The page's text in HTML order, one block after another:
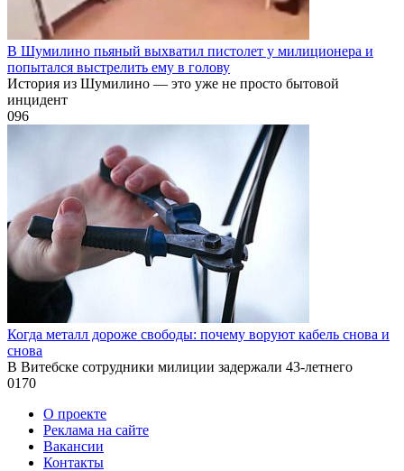
В Шумилино пьяный выхватил пистолет у милиционера и
попытался выстрелить ему в голову
История из Шумилино — это уже не просто бытовой
инцидент
096
Когда металл дороже свободы: почему воруют кабель снова и
снова
В Витебске сотрудники милиции задержали 43-летнего
0170
О проекте
Реклама на сайте
Вакансии
Контакты